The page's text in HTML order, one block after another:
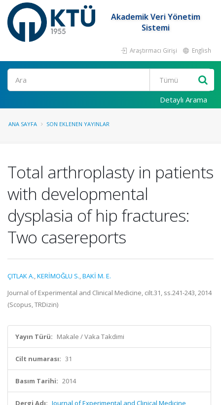
Akademik Veri Yönetim
Sistemi
Araştırmacı Girişi English
Ara
Detaylı Arama
ANA SAYFA SON EKLENEN YAYINLAR
Total arthroplasty in patients
with developmental
dysplasia of hip fractures:
Two casereports
ÇITLAK A.,KERİMOĞLU S.,BAKİ M. E.
Journal of Experimental and Clinical Medicine, cilt.31, ss.241-243, 2014
(Scopus, TRDizin)
Yayın Türü: Makale / Vaka Takdimi
Cilt numarası: 31
Basım Tarihi: 2014
Dergi Adı: Journal of Experimental and Clinical Medicine